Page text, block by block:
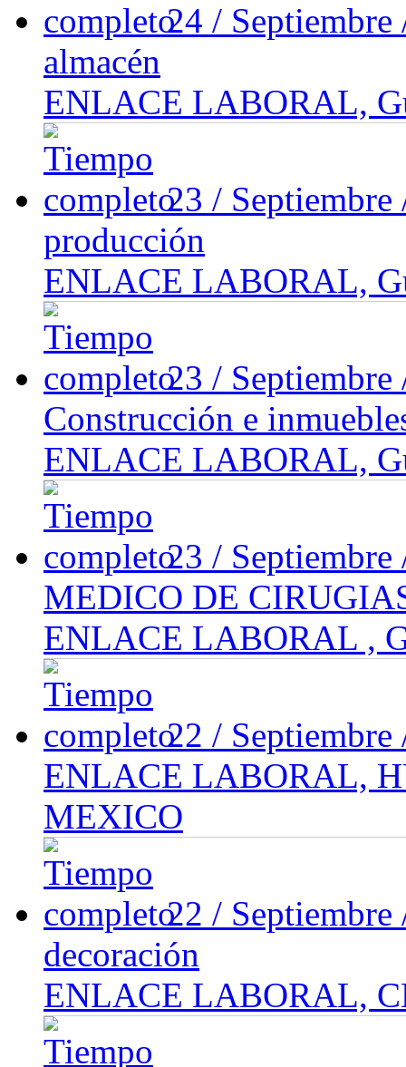
24 /
almacén
ENLACE LABORAL,
23 /
producción
ENLACE LABORAL,
23 /
Construcción e
ENLACE LABORAL,
23 /
MEDICO DE
ENLACE LABORAL ,
22 /
ENLACE LABORAL,
MEXICO
22 /
decoración
ENLACE LABORAL,